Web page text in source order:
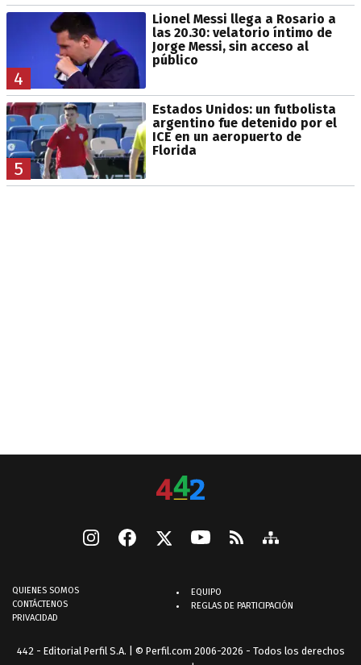
4
Lionel Messi llega a Rosario a
las 20.30: velatorio íntimo de
Jorge Messi, sin acceso al
público
5
Estados Unidos: un futbolista
argentino fue detenido por el
ICE en un aeropuerto de
Florida
QUIENES SOMOS
CONTÁCTENOS
PRIVACIDAD
EQUIPO
REGLAS DE PARTICIPACIÓN
442 - Editorial Perfil S.A. | © Perfil.com 2006-2026 - Todos los derechos